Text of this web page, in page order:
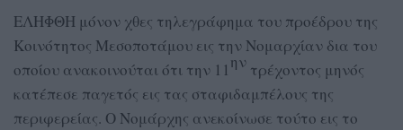
ΕΛΗΦΘΗ μόνον χθες τηλεγράφημα του προέδρου της
Κοινότητος Μεσοποτάμου εις την Νομαρχίαν δια του
οποίου ανακοινούται ότι την 11ην τρέχοντος μηνός
κατέπεσε παγετός εις τας σταφιδαμπέλους της
περιφερείας. Ο Νομάρχης ανεκοίνωσε τούτο εις το